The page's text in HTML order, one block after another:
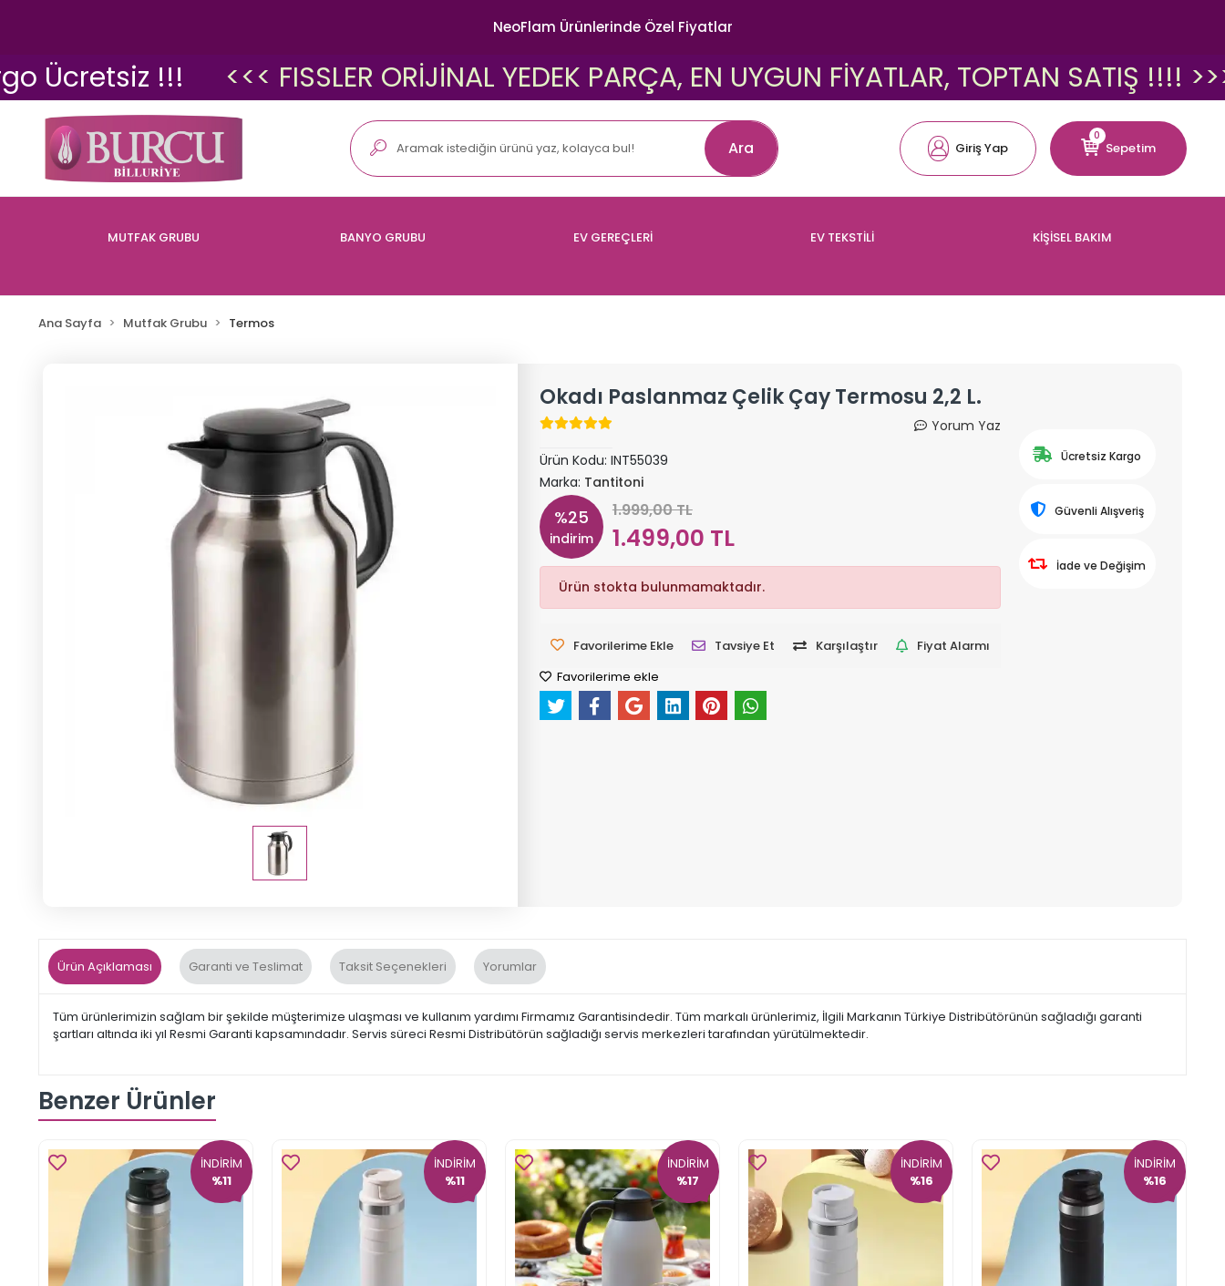
NeoFlam Ürünlerinde Özel Fiyatlar
!!! <<< FISSLER ORİJİNAL YEDEK PARÇA, EN UYGUN FİYATLAR, TOPTAN SATIŞ !!!! >>>
Ara Giriş Yap
0
Sepetim
MUTFAK GRUBU BANYO GRUBU EV GEREÇLERİ EV TEKSTİLİ KİŞİSEL BAKIM
Ana Sayfa Mutfak Grubu Termos
Okadı Paslanmaz Çelik Çay Termosu 2,2 L.
Yorum Yaz
Ürün Kodu: INT55039
Marka: Tantitoni
%25
indirim
1.999,00 TL
1.499,00 TL
Ürün stokta bulunmamaktadır.
Favorilerime Ekle Tavsiye Et Karşılaştır
Fiyat Alarmı
Favorilerime ekle
Ücretsiz Kargo
Güvenli Alışveriş
İade ve Değişim
Ürün Açıklaması Garanti ve Teslimat Taksit Seçenekleri Yorumlar
Tüm ürünlerimizin sağlam bir şekilde müşterimize ulaşması ve kullanım yardımı Firmamız Garantisindedir. Tüm markalı ürünlerimiz, İlgili Markanın Türkiye Distribütörünün sağladığı garanti
şartları altında iki yıl Resmi Garanti kapsamındadır. Servis süreci Resmi Distribütörün sağladığı servis merkezleri tarafından yürütülmektedir.
Benzer Ürünler
İNDİRİM
%11
İNDİRİM
%11
İNDİRİM
%17
İNDİRİM
%16
İNDİRİM
%16